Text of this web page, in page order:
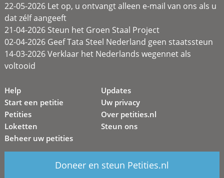
22-05-2026 Let op, u ontvangt alleen e-mail van ons als u
dat zélf aangeeft
21-04-2026 Steun het Groen Staal Project
02-04-2026 Geef Tata Steel Nederland geen staatssteun
14-03-2026 Verklaar het Nederlands wegennet als
voltooid
Help
Start een petitie
Petities
Loketten
Beheer uw petities
Updates
Uw privacy
Over petities.nl
Steun ons
Doneer en steun Petities.nl